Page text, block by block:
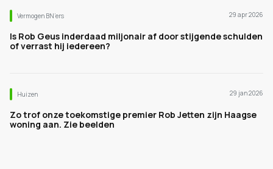
Vermogen BN’ers 29 apr 2026
Is Rob Geus inderdaad miljonair af door stijgende schulden
of verrast hij iedereen?
Huizen 29 jan 2026
Zo trof onze toekomstige premier Rob Jetten zijn Haagse
woning aan. Zie beelden